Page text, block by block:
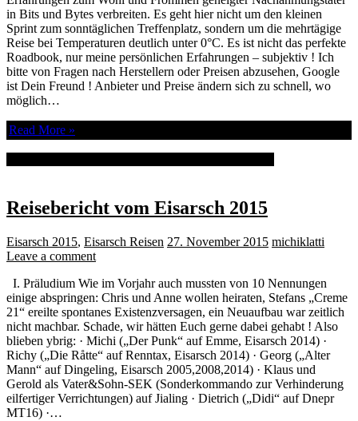
in Bits und Bytes verbreiten. Es geht hier nicht um den kleinen
Sprint zum sonntäglichen Treffenplatz, sondern um die mehrtägige
Reise bei Temperaturen deutlich unter 0°C. Es ist nicht das perfekte
Roadbook, nur meine persönlichen Erfahrungen – subjektiv ! Ich
bitte von Fragen nach Herstellern oder Preisen abzusehen, Google
ist Dein Freund ! Anbieter und Preise ändern sich zu schnell, wo
möglich…
Read More »
Reisebericht vom Eisarsch 2015
Eisarsch 2015, Eisarsch Reisen 27. November 2015 michiklatti
Leave a comment
I. Präludium Wie im Vorjahr auch mussten von 10 Nennungen
einige abspringen: Chris und Anne wollen heiraten, Stefans „Creme
21“ ereilte spontanes Existenzversagen, ein Neuaufbau war zeitlich
nicht machbar. Schade, wir hätten Euch gerne dabei gehabt ! Also
blieben ybrig: · Michi („Der Punk“ auf Emme, Eisarsch 2014) ·
Richy („Die Råtte“ auf Renntax, Eisarsch 2014) · Georg („Alter
Mann“ auf Dingeling, Eisarsch 2005,2008,2014) · Klaus und
Gerold als Vater&Sohn-SEK (Sonderkommando zur Verhinderung
eilfertiger Verrichtungen) auf Jialing · Dietrich („Didi“ auf Dnepr
MT16) ·…